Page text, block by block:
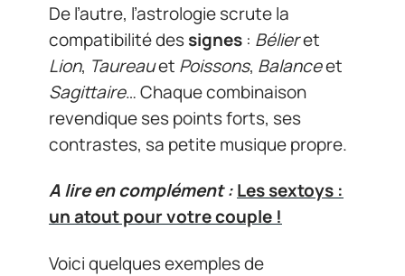
De l’autre, l’astrologie scrute la
compatibilité dessignes : Bélieret
Lion, Taureauet Poissons, Balanceet
Sagittaire… Chaque combinaison
revendique ses points forts, ses
contrastes, sa petite musique propre.
A lire en complément :Les sextoys :
un atout pour votre couple !
Voici quelques exemples de